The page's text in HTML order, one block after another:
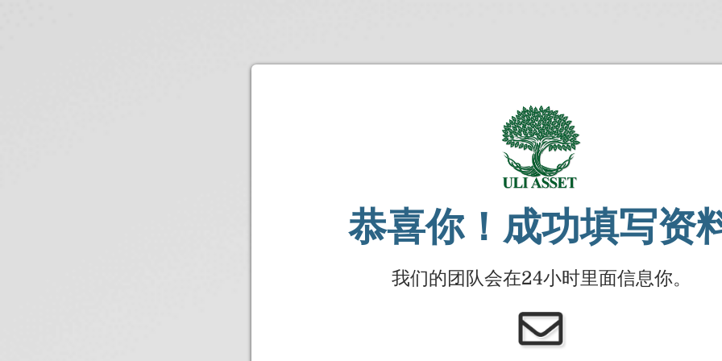
恭喜你！成功填写资
我们的团队会在24小时里面信息你。​